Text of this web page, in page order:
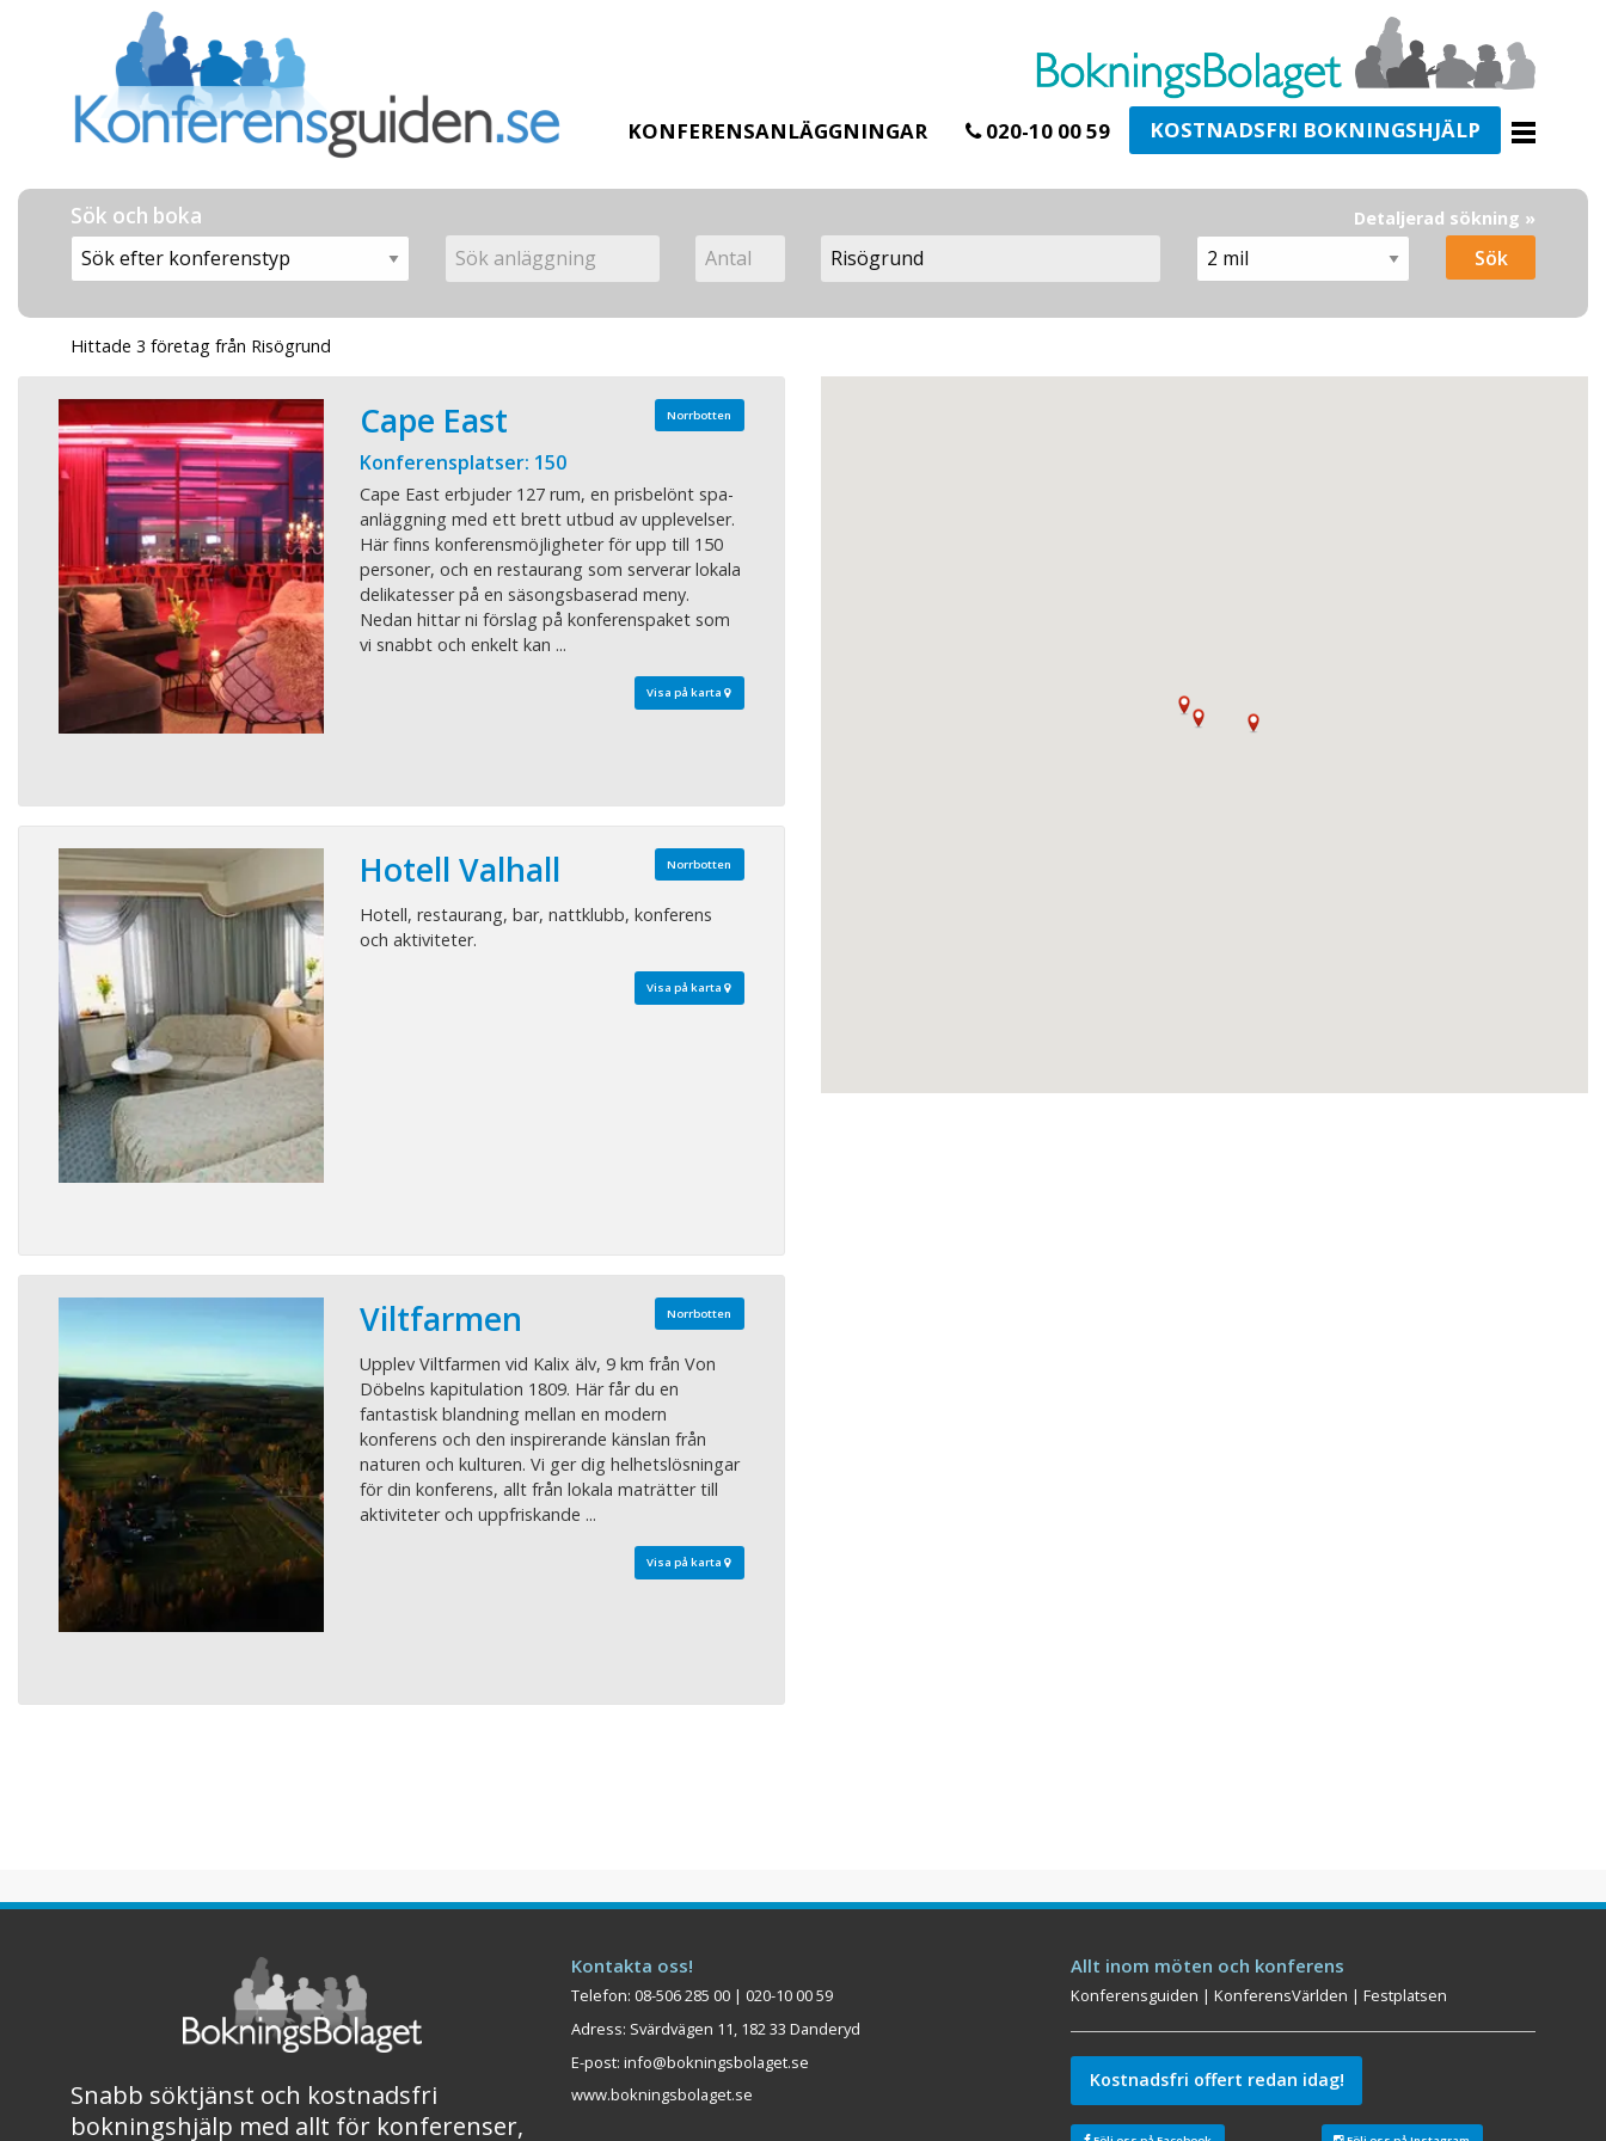
KONFERENSANLÄGGNINGAR 020-10 00 59 KOSTNADSFRI BOKNINGSHJÄLP
Sök och boka Detaljerad sökning »
Hittade 3 företag från Risögrund
Norrbotten
Cape East
Konferensplatser: 150
Cape East erbjuder 127 rum, en prisbelönt spa-
anläggning med ett brett utbud av upplevelser.
Här finns konferensmöjligheter för upp till 150
personer, och en restaurang som serverar lokala
delikatesser på en säsongsbaserad meny.
Nedan hittar ni förslag på konferenspaket som
vi snabbt och enkelt kan ...
Visa på karta
Norrbotten
Hotell Valhall
Hotell, restaurang, bar, nattklubb, konferens
och aktiviteter.
Visa på karta
Norrbotten
Viltfarmen
Upplev Viltfarmen vid Kalix älv, 9 km från Von
Döbelns kapitulation 1809. Här får du en
fantastisk blandning mellan en modern
konferens och den inspirerande känslan från
naturen och kulturen. Vi ger dig helhetslösningar
för din konferens, allt från lokala maträtter till
aktiviteter och uppfriskande ...
Visa på karta
Snabb söktjänst och kostnadsfri
bokningshjälp med allt för konferenser,
Kontakta oss!
Telefon: 08-506 285 00 | 020-10 00 59
Adress: Svärdvägen 11, 182 33 Danderyd
E-post: info@bokningsbolaget.se
www.bokningsbolaget.se
Allt inom möten och konferens
Konferensguiden |KonferensVärlden |Festplatsen
Kostnadsfri offert redan idag!